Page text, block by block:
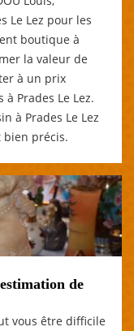
Le Lez pour les
boutique à
la valeur de
à un prix
Prades Le Lez.
à Prades Le Lez
bien précis.
de
vous être difficile